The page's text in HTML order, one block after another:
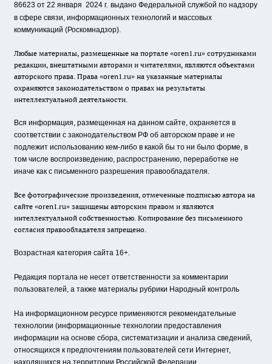
86623 от 22 января 2024 г. выдано Федеральной службой по надзору
в сфере связи, информационных технологий и массовых
коммуникаций (Роскомнадзор).
Любые материалы, размещенные на портале «oren1.ru» сотрудниками
редакции, внештатными авторами и читателями, являются объектами
авторского права. Права «oren1.ru» на указанные материалы
охраняются законодательством о правах на результаты
интеллектуальной деятельности.
Вся информация, размещенная на данном сайте, охраняется в
соответствии с законодательством РФ об авторском праве и не
подлежит использованию кем-либо в какой бы то ни было форме, в
том числе воспроизведению, распространению, переработке не
иначе как с письменного разрешения правообладателя.
Все фотографические произведения, отмеченные подписью автора на
сайте «oren1.ru» защищены авторским правом и являются
интеллектуальной собственностью. Копирование без письменного
согласия правообладателя запрещено.
Возрастная категория сайта 16+.
Редакция портала не несет ответственности за комментарии
пользователей, а также материалы рубрики Народный контроль
На информационном ресурсе применяются рекомендательные
технологии (информационные технологии предоставления
информации на основе сбора, систематизации и анализа сведений,
относящихся к предпочтениям пользователей сети Интернет,